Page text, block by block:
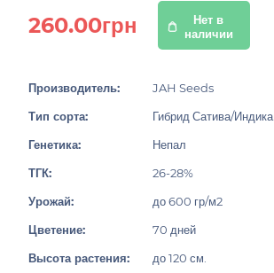
260.00грн
Нет в
наличии
Производитель:
JAH Seeds
Тип сорта:
Гибрид Сатива/Индика
Генетика:
Непал
ТГК:
26-28%
Урожай:
до 600 гр/м2
Цветение:
70 дней
Высота растения:
до 120 см.